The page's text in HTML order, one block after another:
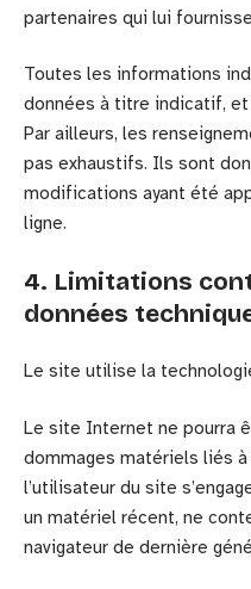
partenaires qui lui
Toutes les informations
données à titre indicatif,
Par ailleurs, les
pas exhaustifs. Ils sont
modifications ayant été
ligne.
4. Limitations
données
Le site utilise la
Le site Internet ne pourra
dommages matériels liés
l’utilisateur du site
un matériel récent, ne
navigateur de dernière